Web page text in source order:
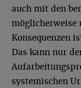
auch mit den
möglicherweise
Konsequenzen
Das kann nur
systemischen